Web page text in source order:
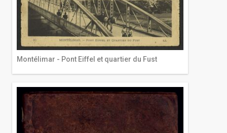
Montélimar - Pont Eiffel et quartier du Fust